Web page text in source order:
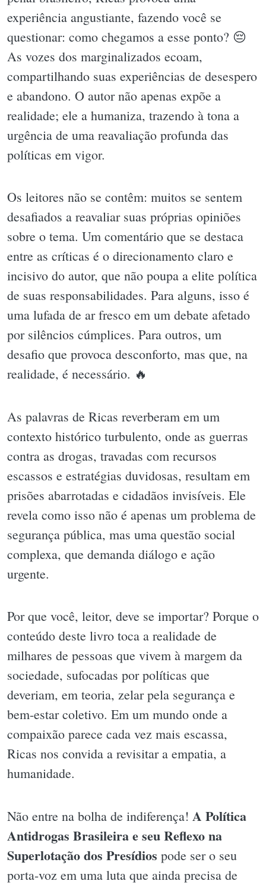
experiência angustiante, fazendo você se
questionar: como chegamos a esse ponto? 😔
As vozes dos marginalizados ecoam,
compartilhando suas experiências de desespero
e abandono. O autor não apenas expõe a
realidade; ele a humaniza, trazendo à tona a
urgência de uma reavaliação profunda das
políticas em vigor.
Os leitores não se contêm: muitos se sentem
desafiados a reavaliar suas próprias opiniões
sobre o tema. Um comentário que se destaca
entre as críticas é o direcionamento claro e
incisivo do autor, que não poupa a elite política
de suas responsabilidades. Para alguns, isso é
uma lufada de ar fresco em um debate afetado
por silêncios cúmplices. Para outros, um
desafio que provoca desconforto, mas que, na
realidade, é necessário. 🔥
As palavras de Ricas reverberam em um
contexto histórico turbulento, onde as guerras
contra as drogas, travadas com recursos
escassos e estratégias duvidosas, resultam em
prisões abarrotadas e cidadãos invisíveis. Ele
revela como isso não é apenas um problema de
segurança pública, mas uma questão social
complexa, que demanda diálogo e ação
urgente.
Por que você, leitor, deve se importar? Porque o
conteúdo deste livro toca a realidade de
milhares de pessoas que vivem à margem da
sociedade, sufocadas por políticas que
deveriam, em teoria, zelar pela segurança e
bem-estar coletivo. Em um mundo onde a
compaixão parece cada vez mais escassa,
Ricas nos convida a revisitar a empatia, a
humanidade.
Não entre na bolha de indiferença! A Política
Antidrogas Brasileira e seu Reflexo na
Superlotação dos Presídios pode ser o seu
porta-voz em uma luta que ainda precisa de